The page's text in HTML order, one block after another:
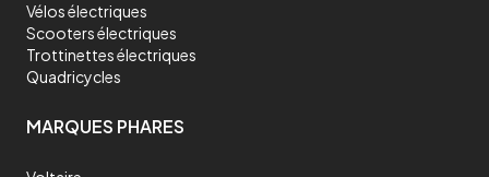
Vélos électriques
Scooters électriques
Trottinettes électriques
Quadricycles
MARQUES PHARES